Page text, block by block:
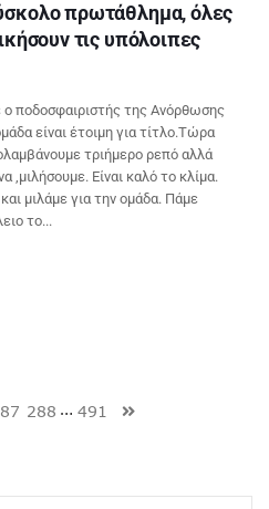
πρωτάθλημα, όλες
τις υπόλοιπες
ποδοσφαιριστής της Ανόρθωσης
είναι έτοιμη για τίτλο.Τώρα
τριήμερο ρεπό αλλά
,μιλήσουμε. Είναι καλό το κλίμα.
μιλάμε για την ομάδα. Πάμε
το...
288 … 491